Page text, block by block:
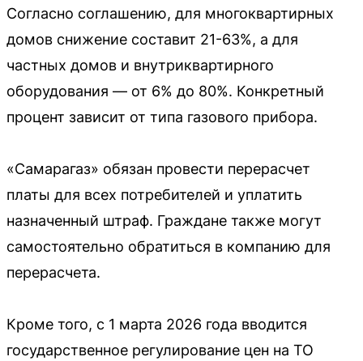
Согласно соглашению, для многоквартирных
домов снижение составит 21-63%, а для
частных домов и внутриквартирного
оборудования — от 6% до 80%. Конкретный
процент зависит от типа газового прибора.
«Самарагаз» обязан провести перерасчет
платы для всех потребителей и уплатить
назначенный штраф. Граждане также могут
самостоятельно обратиться в компанию для
перерасчета.
Кроме того, с 1 марта 2026 года вводится
государственное регулирование цен на ТО